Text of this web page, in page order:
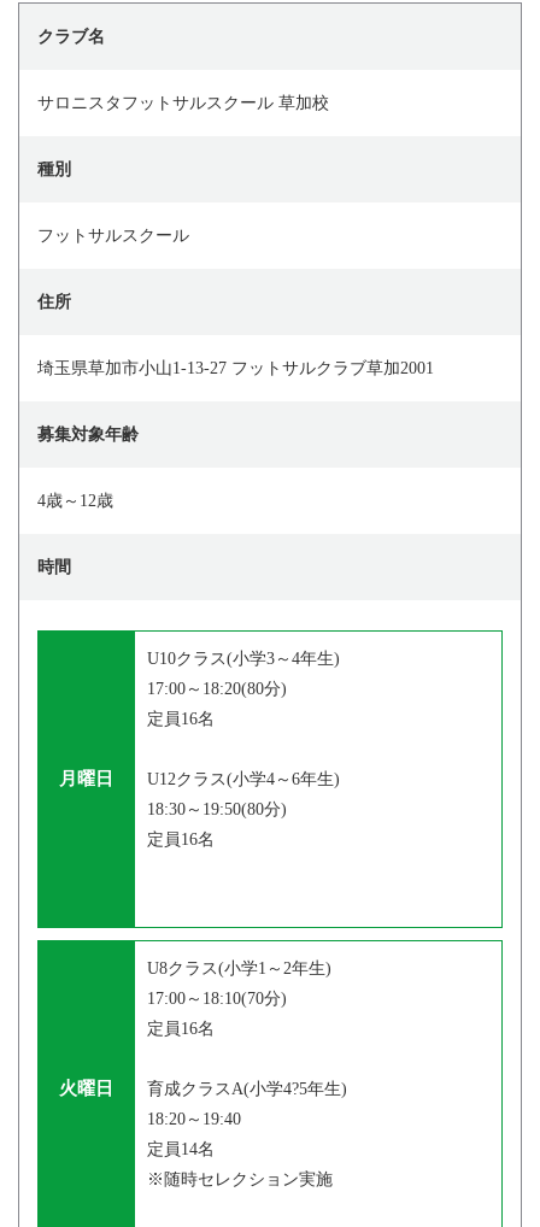
クラブ名
サロニスタフットサルスクール 草加校
種別
フットサルスクール
住所
埼玉県草加市小山1-13-27 フットサルクラブ草加2001
募集対象年齢
4歳～12歳
時間
月曜日
U10クラス(小学3～4年生)
17:00～18:20(80分)
定員16名
U12クラス(小学4～6年生)
18:30～19:50(80分)
定員16名
火曜日
U8クラス(小学1～2年生)
17:00～18:10(70分)
定員16名
育成クラスA(小学4?5年生)
18:20～19:40
定員14名
※随時セレクション実施